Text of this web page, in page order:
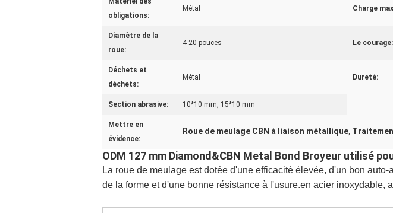
obligations:
Métal Charge
Diamètre de la
roue:
4-20 pouces Le courage:
Déchets et
déchets:
Métal Dureté:
Section abrasive: 10*10 mm, 15*10 mm
Mettre en
évidence:
Roue de meulage CBN à liaison métallique,
ODM 127 mm Diamond&CBN Metal Bond Broyeur utilisé
La roue de meulage est dotée d'une efficacité élevée, d'un bon
de la forme et d'une bonne résistance à l'usure.en acier inoxydable,